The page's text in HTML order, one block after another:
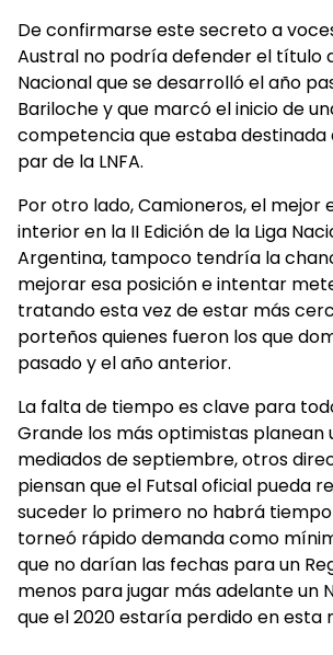
De confirmarse este secreto a
Austral no podría defender el título
Nacional que se desarrolló el año
Bariloche y que marcó el inicio de
competencia que estaba destinada
par de la LNFA.
Por otro lado, Camioneros, el mejor
interior en la II Edición de la Liga
Argentina, tampoco tendría la
mejorar esa posición e intentar
tratando esta vez de estar más
porteños quienes fueron los que
pasado y el año anterior.
La falta de tiempo es clave para
Grande los más optimistas planean
mediados de septiembre, otros
piensan que el Futsal oficial pueda
suceder lo primero no habrá
torneó rápido demanda como
que no darían las fechas para un
menos para jugar más adelante un
que el 2020 estaría perdido en esta